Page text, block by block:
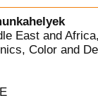
East and
Color and